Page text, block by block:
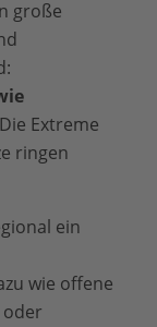
große
Extreme
ringen
ein
wie offene